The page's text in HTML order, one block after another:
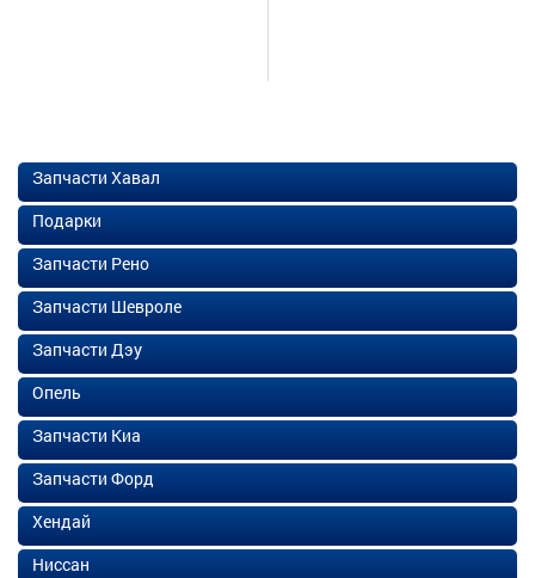
Запчасти Хавал
Подарки
Запчасти Рено
Запчасти Шевроле
Запчасти Дэу
Опель
Запчасти Киа
Запчасти Форд
Хендай
Ниссан